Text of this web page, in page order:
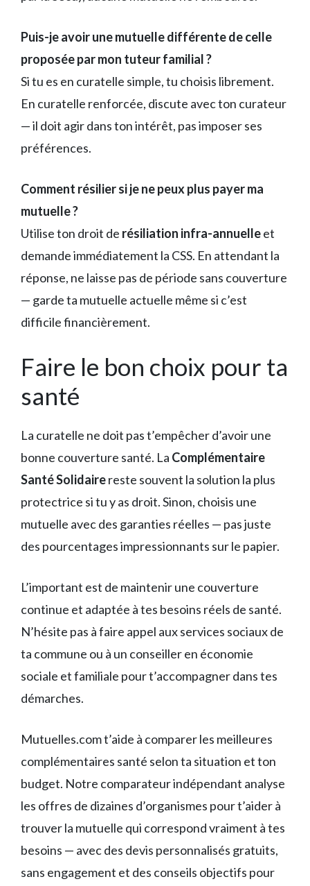
Puis-je avoir une mutuelle différente de celle
proposée par mon tuteur familial ?
Si tu es en curatelle simple, tu choisis librement.
En curatelle renforcée, discute avec ton curateur
— il doit agir dans ton intérêt, pas imposer ses
préférences.
Comment résilier si je ne peux plus payer ma
mutuelle ?
Utilise ton droit de résiliation infra-annuelleet
demande immédiatement la CSS. En attendant la
réponse, ne laisse pas de période sans couverture
— garde ta mutuelle actuelle même si c’est
difficile financièrement.
Faire le bon choix pour ta
santé
La curatelle ne doit pas t’empêcher d’avoir une
bonne couverture santé. La Complémentaire
Santé Solidairereste souvent la solution la plus
protectrice si tu y as droit. Sinon, choisis une
mutuelle avec des garanties réelles — pas juste
des pourcentages impressionnants sur le papier.
L’important est de maintenir une couverture
continue et adaptée à tes besoins réels de santé.
N’hésite pas à faire appel aux services sociaux de
ta commune ou à un conseiller en économie
sociale et familiale pour t’accompagner dans tes
démarches.
Mutuelles.com t’aide à comparer les meilleures
complémentaires santé selon ta situation et ton
budget. Notre comparateur indépendant analyse
les offres de dizaines d’organismes pour t’aider à
trouver la mutuelle qui correspond vraiment à tes
besoins — avec des devis personnalisés gratuits,
sans engagement et des conseils objectifs pour